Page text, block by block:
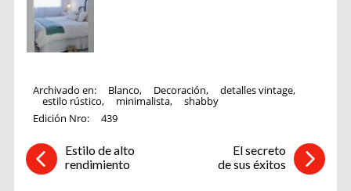
Archivado en: Blanco, Decoración, detalles vintage,
estilo rústico, minimalista,
shabby
Edición Nro:
439
Estilo de alto
rendimiento
El secreto
de sus éxitos